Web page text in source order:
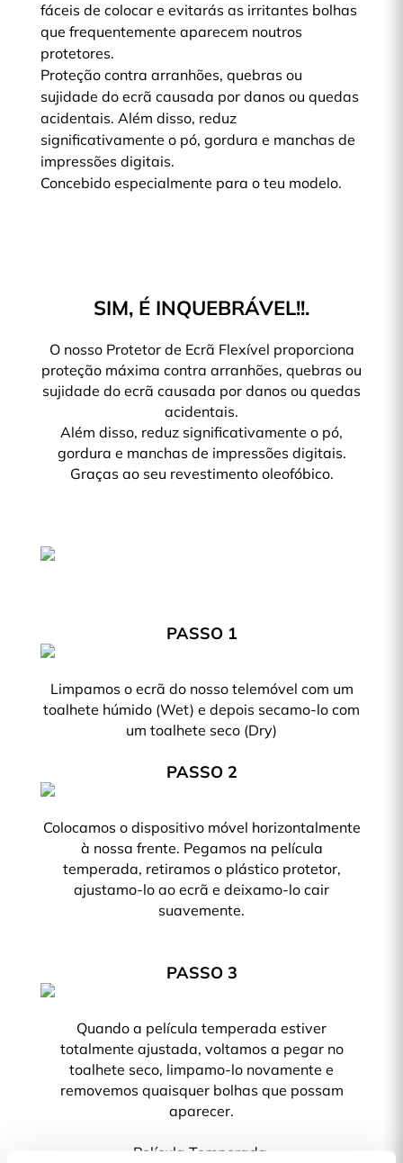
fáceis de colocar e evitarás as irritantes bolhas
que frequentemente aparecem noutros
protetores.
Proteção contra arranhões, quebras ou
sujidade do ecrã causada por danos ou quedas
acidentais. Além disso, reduz
significativamente o pó, gordura e manchas de
impressões digitais.
Concebido especialmente para o teu modelo.
SIM, É INQUEBRÁVEL!!.
O nosso Protetor de Ecrã Flexível proporciona
proteção máxima contra arranhões, quebras ou
sujidade do ecrã causada por danos ou quedas
acidentais.
Além disso, reduz significativamente o pó,
gordura e manchas de impressões digitais.
Graças ao seu revestimento oleofóbico.
PASSO 1
Limpamos o ecrã do nosso telemóvel com um
toalhete húmido (Wet) e depois secamo-lo com
um toalhete seco (Dry)
PASSO 2
Colocamos o dispositivo móvel horizontalmente
à nossa frente. Pegamos na película
temperada, retiramos o plástico protetor,
ajustamo-lo ao ecrã e deixamo-lo cair
suavemente.
PASSO 3
Quando a película temperada estiver
totalmente ajustada, voltamos a pegar no
toalhete seco, limpamo-lo novamente e
removemos quaisquer bolhas que possam
aparecer.
Película Temperada.